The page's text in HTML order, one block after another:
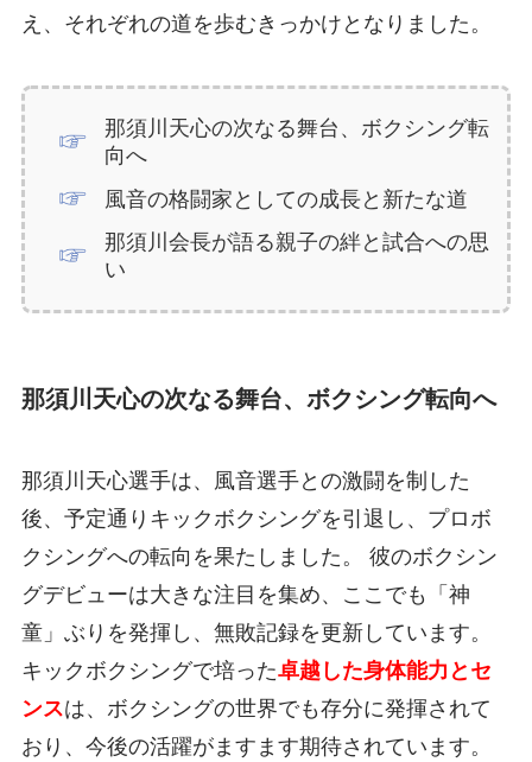
え、それぞれの道を歩むきっかけとなりました。
那須川天心の次なる舞台、ボクシング転
向へ
風音の格闘家としての成長と新たな道
那須川会長が語る親子の絆と試合への思
い
那須川天心の次なる舞台、ボクシング転向へ
那須川天心選手は、風音選手との激闘を制した
後、予定通りキックボクシングを引退し、プロボ
クシングへの転向を果たしました。 彼のボクシン
グデビューは大きな注目を集め、ここでも「神
童」ぶりを発揮し、無敗記録を更新しています。
キックボクシングで培った卓越した身体能力とセ
ンスは、ボクシングの世界でも存分に発揮されて
おり、今後の活躍がますます期待されています。